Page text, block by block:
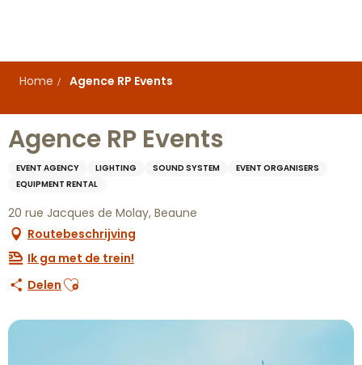
principal
Home
Agence RP Events
Agence RP Events
EVENT AGENCY LIGHTING SOUND SYSTEM
EVENT ORGANISERS
EQUIPMENT RENTAL
20 rue Jacques de Molay, Beaune
Routebeschrijving
Ik ga met de trein!
Delen Ajouter aux favoris